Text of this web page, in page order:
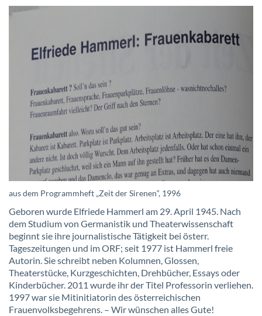
aus dem Programmheft „Zeit der Sirenen“, 1996
Geboren wurde Elfriede Hammerl am 29. April 1945. Nach
dem Studium von Germanistik und Theaterwissenschaft
beginnt sie ihre journalistische Tätigkeit bei österr.
Tageszeitungen und im ORF; seit 1977 ist Hammerl freie
Autorin. Sie schreibt neben Kolumnen, Glossen,
Theaterstücke, Kurzgeschichten, Drehbücher, Essays oder
Kinderbücher. 2011 wurde ihr der Titel Professorin verliehen.
1997 war sie Mitinitiatorin des österreichischen
Frauenvolksbegehrens. – Wir wünschen alles Gute!